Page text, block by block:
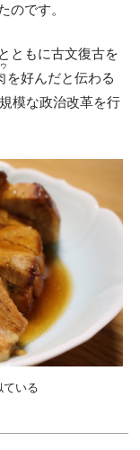
のです。
ともに古文復古を
を好んだと伝わる
模な政治改革を行
いる